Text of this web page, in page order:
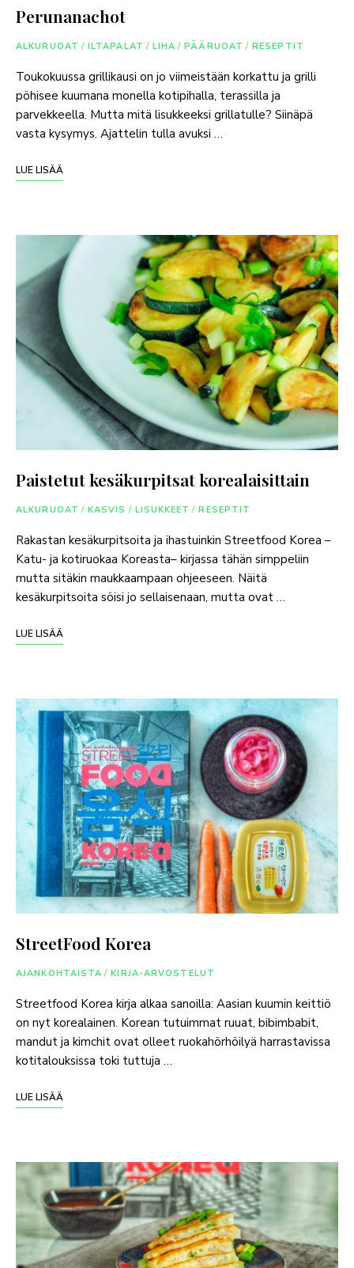
Perunanachot
ALKURUOAT / ILTAPALAT / LIHA / PÄÄRUOAT / RESEPTIT
Toukokuussa grillikausi on jo viimeistään korkattu ja grilli
pöhisee kuumana monella kotipihalla, terassilla ja
parvekkeella. Mutta mitä lisukkeeksi grillatulle? Siinäpä
vasta kysymys. Ajattelin tulla avuksi …
LUE LISÄÄ
Paistetut kesäkurpitsat korealaisittain
ALKURUOAT / KASVIS / LISUKKEET / RESEPTIT
Rakastan kesäkurpitsoita ja ihastuinkin Streetfood Korea –
Katu- ja kotiruokaa Koreasta– kirjassa tähän simppeliin
mutta sitäkin maukkaampaan ohjeeseen. Näitä
kesäkurpitsoita söisi jo sellaisenaan, mutta ovat …
LUE LISÄÄ
StreetFood Korea
AJANKOHTAISTA / KIRJA-ARVOSTELUT
Streetfood Korea kirja alkaa sanoilla: Aasian kuumin keittiö
on nyt korealainen. Korean tutuimmat ruuat, bibimbabit,
mandut ja kimchit ovat olleet ruokahörhöilyä harrastavissa
kotitalouksissa toki tuttuja …
LUE LISÄÄ